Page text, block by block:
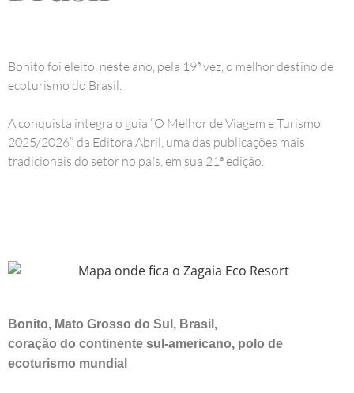
Bonito foi eleito, neste ano, pela 19ª vez, o melhor destino de
ecoturismo do Brasil.
A conquista integra o guia “O Melhor de Viagem e Turismo
2025/2026”, da Editora Abril , uma das publicações mais
tradicionais do setor no país, em sua 21ª edição.
Bonito, Mato Grosso do Sul, Brasil,
coração do continente sul-americano, polo de
ecoturismo mundial